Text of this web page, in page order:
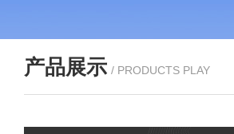
产品展示 / PRODUCTS PLAY